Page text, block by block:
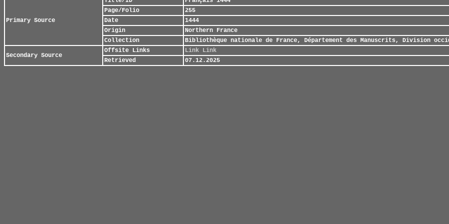
Primary Source
Page/Folio
255
Date
1444
Origin
Northern France
Collection
Bibliothèque nationale de France, Département des Manuscrits, Division
Secondary Source
Offsite Links Link Link
Retrieved
07.12.2025